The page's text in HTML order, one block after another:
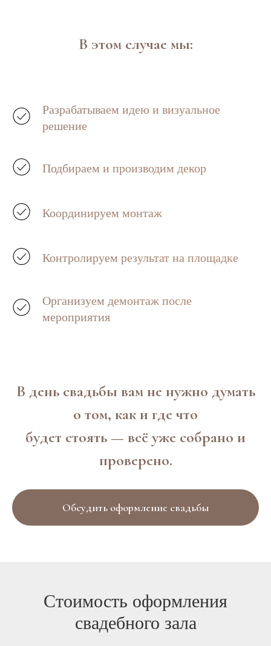
В этом случае мы:
Разрабатываем идею и визуальное
решение
Подбираем и производим декор
Координируем монтаж
Контролируем результат на площадке
Организуем демонтаж после
мероприятия
В день свадьбы вам не нужно думать
о том, как и где что
будет стоять — всё уже собрано и
проверено.
Обсудить оформление свадьбы
Стоимость оформления
свадебного зала